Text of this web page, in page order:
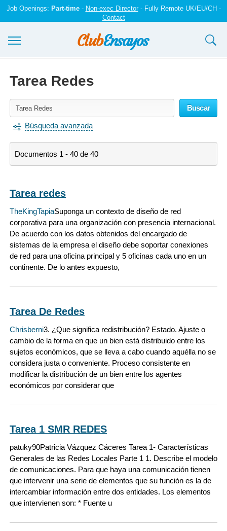
Job Openings: Part-time- Non-exec Director- Fully Remote UK/EU/CH -
Contact
Iniciar sesión
Tarea Redes
Buscar
Búsqueda avanzada
Documentos 1 - 40 de 40
Tarea redes
TheKingTapiaSuponga un contexto de diseño de red
corporativa para una organización con presencia internacional.
De acuerdo con los datos obtenidos del encargado de
sistemas de la empresa el diseño debe soportar conexiones
de red para una oficina principal y 5 oficinas cada uno en un
continente. De lo antes expuesto,
Tarea De Redes
Chrisberni3. ¿Que significa redistribución? Estado. Ajuste o
cambio de la forma en que un bien está distribuido entre los
sujetos económicos, que se lleva a cabo cuando aquélla no se
considera justa o conveniente. Proceso consistente en
modificar la distribución de un bien entre los agentes
económicos por considerar que
Tarea 1 SMR REDES
patuky90Patricia Vázquez Cáceres Tarea 1- Características
Generales de las Redes Locales Parte 1 1. Describe el modelo
de comunicaciones. Para que haya una comunicación tienen
que intervenir una serie de elementos que su función es la de
intercambiar información entre dos entidades. Los elementos
que intervienen son: * Fuente u